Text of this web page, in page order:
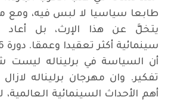
طابعا سياسيا لا لبس فيه، ومع
يتخلَّ عن هذا الإرث، بل أعاد
أن السياسة في برليناله ليست
تفكير. وان مهرجان برليناله
أهم الأحداث السينمائية